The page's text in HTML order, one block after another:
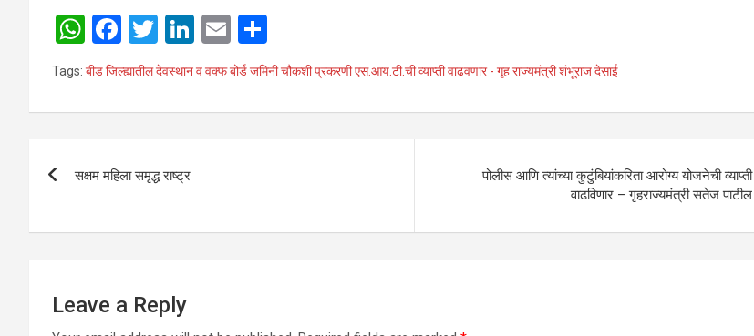
W
h
at
s
p
F
ce
b
o
T
wi
tt
er
Li
ke
dI
E
m
ail
h
ar
e
Tags: बीड जिल्ह्यातील देवस्थान व वक्फ बोर्ड जमिनी चौकशी प्रकरणी एस.आय.टी.ची व्याप्ती वाढवणार - गृह राज्यमंत्री शंभूराज देसाई
navigation
सक्षम महिला समृद्ध राष्ट्र
पोलीस आणि त्यांच्या कुटुंबियांकरिता आरोग्य योजनेची व्याप्ती
वाढविणार – गृहराज्यमंत्री सतेज पाटील
Leave a Reply